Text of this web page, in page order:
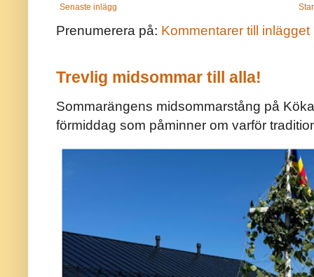
Senaste inlägg
Prenumerera på: Kommentarer till inlägget
Trevlig midsommar till alla!
Sommarängens midsommarstång på
förmiddag som påminner om varför